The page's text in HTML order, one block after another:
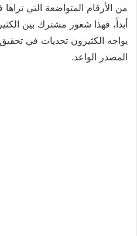
من الأرقام المتواضعة التي
أبداً، فهذا شعور مشترك بين
يواجه الكثيرون تحديات في
المصدر الواعد.